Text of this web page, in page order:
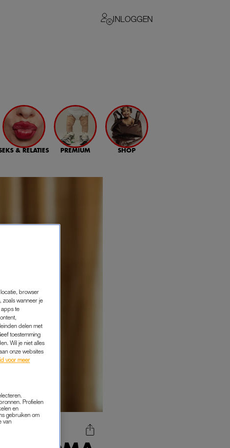
INLOGGEN
& RELATIES PREMIUM SHOP
browser
zoals wanneer je
apps te
delen met
toestemming
Wil je niet alles
onze websites
voor meer
Profielen
en
gebruiken om
van